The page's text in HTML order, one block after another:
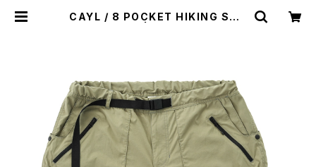
CAYL / 8 POCKET HIKING SHO